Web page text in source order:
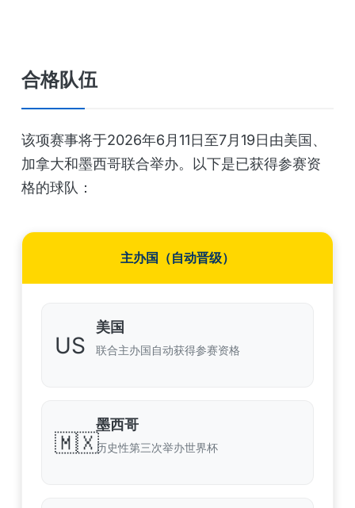
合格队伍
该项赛事将于2026年6月11日至7月19日由美国、
加拿大和墨西哥联合举办。以下是已获得参赛资
格的球队：
主办国（自动晋级）
US
美国
联合主办国自动获得参赛资格
🇲🇽
墨西哥
历史性第三次举办世界杯